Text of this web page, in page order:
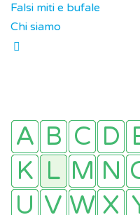
Falsi miti e bufale
Chi siamo